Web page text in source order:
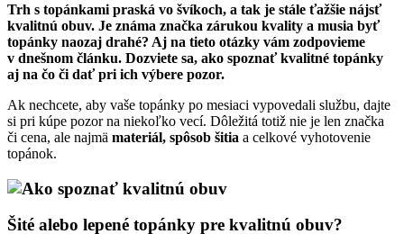
Trh s topánkami praská vo švíkoch, a tak je stále ťažšie nájsť
kvalitnú obuv. Je známa značka zárukou kvality a musia byť
topánky naozaj drahé? Aj na tieto otázky vám zodpovieme
v dnešnom článku. Dozviete sa, ako spoznať kvalitné topánky
aj na čo či dať pri ich výbere pozor.
Ak nechcete, aby vaše topánky po mesiaci vypovedali službu, dajte
si pri kúpe pozor na niekoľko vecí. Dôležitá totiž nie je len značka
či cena, ale najmä materiál, spôsob šitia a celkové vyhotovenie
topánok.
Šité alebo lepené topánky pre kvalitnú obuv?